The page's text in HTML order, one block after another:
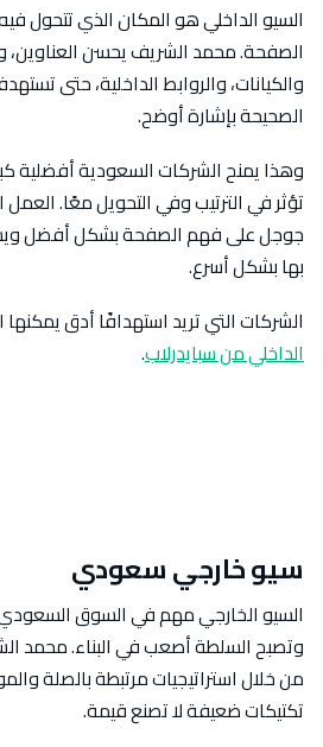
السيو الداخلي هو المكان الذي تتحول
الصفحة. محمد الشريف يحسن العناوين،
والكيانات، والروابط الداخلية، حتى
الصحيحة بإشارة أوضح.
وهذا يمنح الشركات السعودية أفضلية
تؤثر في الترتيب وفي التحويل معًا.
جوجل على فهم الصفحة بشكل أفضل
بها بشكل أسرع.
الشركات التي تريد استهدافًا أدق
الداخلي من سبايدرلاب.
سيو خارجي سعودي
السيو الخارجي مهم في السوق
وتصبح السلطة أصعب في البناء. محمد
من خلال استراتيجيات مرتبطة بالصلة
تكتيكات ضعيفة لا تصنع قيمة.